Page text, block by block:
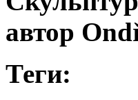
автор
Теги: